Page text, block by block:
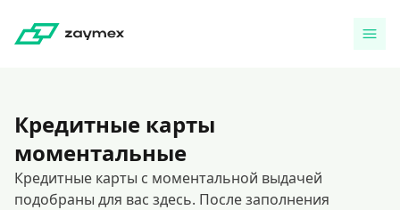
Кредитные карты
моментальные
Кредитные карты с моментальной выдачей
подобраны для вас здесь. После заполнения